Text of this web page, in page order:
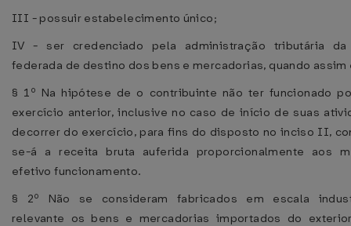
III - possuir estabelecimento único;
IV - ser credenciado pela administração tributária da
federada de destino dos bens e mercadorias, quando
§ 1º Na hipótese de o contribuinte não ter funcionado
exercício anterior, inclusive no caso de início de suas
decorrer do exercício, para fins do disposto no inciso II,
se-á a receita bruta auferida proporcionalmente aos
efetivo funcionamento.
§ 2º Não se consideram fabricados em escala
relevante os bens e mercadorias importados do